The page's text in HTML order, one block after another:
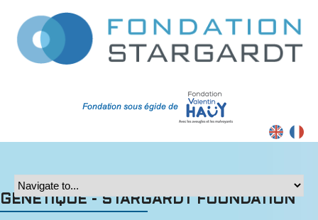
GENETIQUE - STARGARDT FOUNDATION